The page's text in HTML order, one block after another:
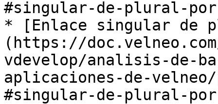
#singular-de-plural-
* [Enlace singular de
(https://
vdevelop/analisis-de-
aplicaciones-de-velneo/
#singular-de-plural-